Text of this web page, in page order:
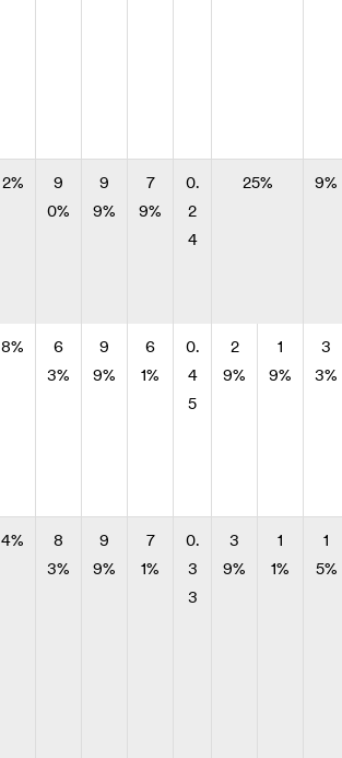
2%
9
0%
9
9%
7
9%
0.
2
4
25% 9%
8%
6
3%
9
9%
6
1%
0.
4
5
2
9%
1
9%
3
3%
4%
8
3%
9
9%
7
1%
0.
3
3
3
9%
1
1%
1
5%